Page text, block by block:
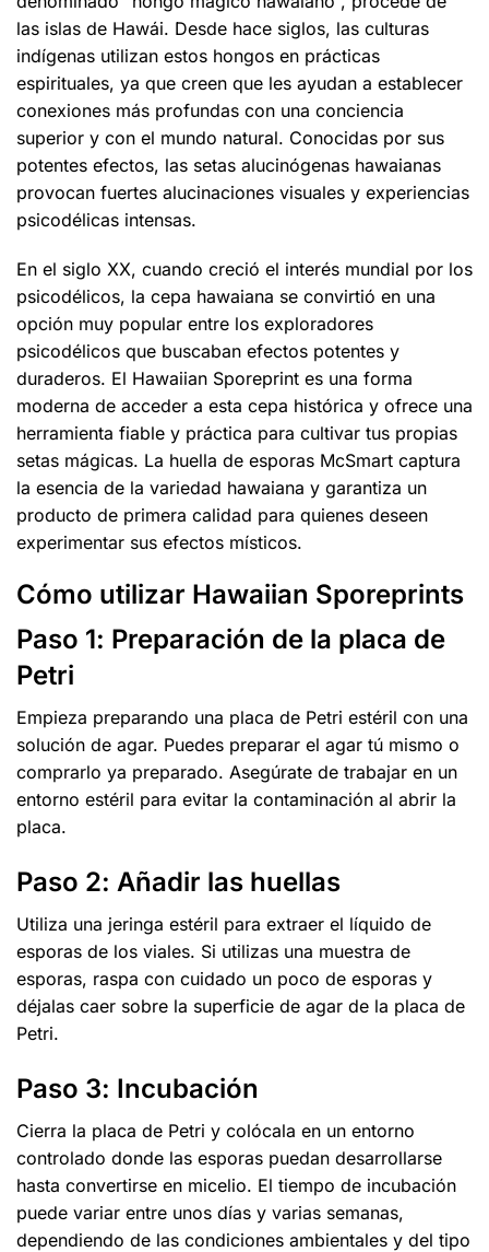
las islas de Hawái. Desde hace siglos, las culturas
indígenas utilizan estos hongos en prácticas
espirituales, ya que creen que les ayudan a establecer
conexiones más profundas con una conciencia
superior y con el mundo natural. Conocidas por sus
potentes efectos, las setas alucinógenas hawaianas
provocan fuertes alucinaciones visuales y experiencias
psicodélicas intensas.
En el siglo XX, cuando creció el interés mundial por los
psicodélicos, la cepa hawaiana se convirtió en una
opción muy popular entre los exploradores
psicodélicos que buscaban efectos potentes y
duraderos. El Hawaiian Sporeprint es una forma
moderna de acceder a esta cepa histórica y ofrece una
herramienta fiable y práctica para cultivar tus propias
setas mágicas. La huella de esporas McSmart captura
la esencia de la variedad hawaiana y garantiza un
producto de primera calidad para quienes deseen
experimentar sus efectos místicos.
Cómo utilizar Hawaiian Sporeprints
Paso 1: Preparación de la placa de
Petri
Empieza preparando una placa de Petri estéril con una
solución de agar. Puedes preparar el agar tú mismo o
comprarlo ya preparado. Asegúrate de trabajar en un
entorno estéril para evitar la contaminación al abrir la
placa.
Paso 2: Añadir las huellas
Utiliza una jeringa estéril para extraer el líquido de
esporas de los viales. Si utilizas una muestra de
esporas, raspa con cuidado un poco de esporas y
déjalas caer sobre la superficie de agar de la placa de
Petri.
Paso 3: Incubación
Cierra la placa de Petri y colócala en un entorno
controlado donde las esporas puedan desarrollarse
hasta convertirse en micelio. El tiempo de incubación
puede variar entre unos días y varias semanas,
dependiendo de las condiciones ambientales y del tipo